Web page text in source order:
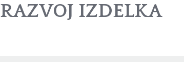
RAZVOJ IZDELKA